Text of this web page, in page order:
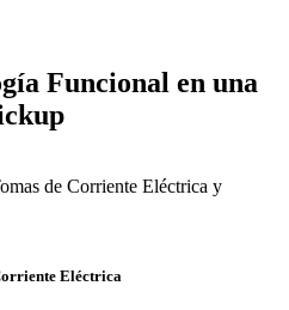
Funcional en una
Eléctrica